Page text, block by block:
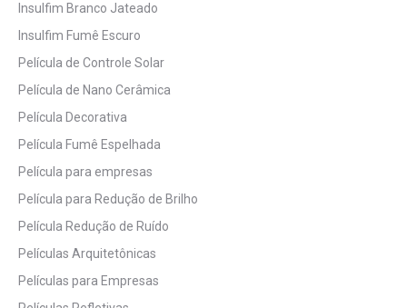
Insulfim Branco Jateado
Insulfim Fumê Escuro
Película de Controle Solar
Película de Nano Cerâmica
Película Decorativa
Película Fumê Espelhada
Película para empresas
Película para Redução de Brilho
Película Redução de Ruído
Películas Arquitetônicas
Películas para Empresas